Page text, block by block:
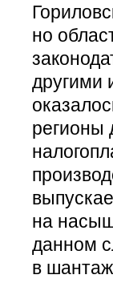
но
другими
регионы
на
данном
в